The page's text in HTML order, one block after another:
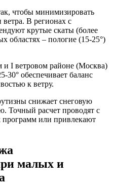
чтобы минимизировать
ветра. В регионах с
крутые скаты (более
областях – пологие (15-25°)
I ветровом районе (Москва)
30° обеспечивает баланс
к ветру.
снижает снеговую
Точный расчет проводят с
или привлекают
малых и